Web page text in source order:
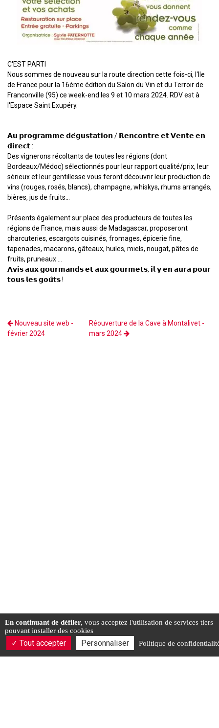
C'EST PARTI
Nous sommes de nouveau sur la route direction cette fois-ci, l'Ile
de France pour la 16ème édition du Salon du Vin et du Terroir de
Franconville (95) ce week-end les 9 et 10 mars 2024. RDV est à
l'Espace Saint Exupéry.
𝗔𝘂 𝗽𝗿𝗼𝗴𝗿𝗮𝗺𝗺𝗲 𝗱𝗲́𝗴𝘂𝘀𝘁𝗮𝘁𝗶𝗼𝗻 / 𝗥𝗲𝗻𝗰𝗼𝗻𝘁𝗿𝗲 𝗲𝘁 𝗩𝗲𝗻𝘁𝗲 𝗲𝗻
𝗱𝗶𝗿𝗲𝗰𝘁 :
Des vignerons récoltants de toutes les régions (dont
Bordeaux/Médoc) sélectionnés pour leur rapport qualité/prix, leur
sérieux et leur gentillesse vous feront découvrir leur production de
vins (rouges, rosés, blancs), champagne, whiskys, rhums arrangés,
bières, jus de fruits...
Présents également sur place des producteurs de toutes les
régions de France, mais aussi de Madagascar, proposeront
charcuteries, escargots cuisinés, fromages, épicerie fine,
tapenades, macarons, gâteaux, huiles, miels, nougat, pâtes de
fruits, pruneaux ...
𝗔𝘃𝗶𝘀 𝗮𝘂𝘅 𝗴𝗼𝘂𝗿𝗺𝗮𝗻𝗱𝘀 𝗲𝘁 𝗮𝘂𝘅 𝗴𝗼𝘂𝗿𝗺𝗲𝘁𝘀, 𝗶𝗹 𝘆 𝗲𝗻 𝗮𝘂𝗿𝗮 𝗽𝗼𝘂𝗿
𝘁𝗼𝘂𝘀 𝗹𝗲𝘀 𝗴𝗼𝘂̂𝘁𝘀 !
Nouveau site web -
février 2024
Réouverture de la Cave à Montalivet -
mars 2024
En continuant de défiler, vous acceptez l'utilisation de services tiers
pouvant installer des cookies
Tout accepter Personnaliser Politique de